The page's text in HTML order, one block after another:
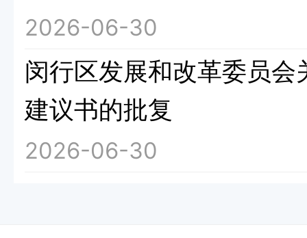
2026-06-30
闵行区发展和改革委员
建议书的批复
2026-06-30